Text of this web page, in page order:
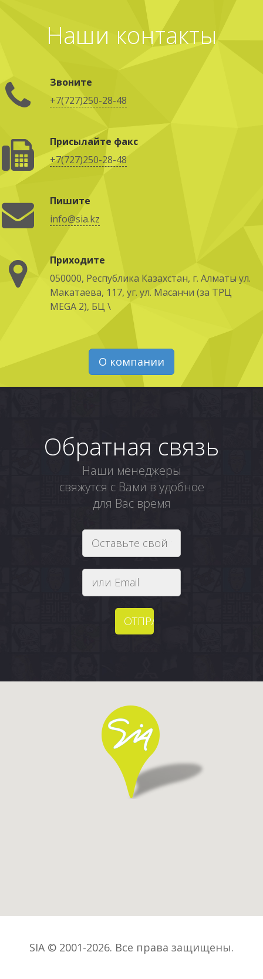
Наши контакты
Звоните
+7(727)250-28-48
Присылайте факс
+7(727)250-28-48
Пишите
info@sia.kz
Приходите
050000, Республика Казахстан, г. Алматы ул.
Макатаева, 117, уг. ул. Масанчи (за ТРЦ
MEGA 2), БЦ \
О компании
Обратная связь
Наши менеджеры
свяжутся с Вами в удобное
для Вас время
SIA © 2001-2026. Все права защищены.